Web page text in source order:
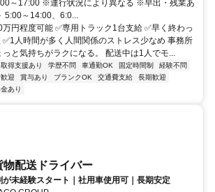
～17:00 ※運行状況により異なる ※早出・残業あ
5:00～14:00、6:0...
円程度可能 ✅専用トラック1台支給 ✅早く終わっ
人時間が多く人間関係のストレス少なめ 事務所
っと気持ちがラクになる。 配送中は1人でモ...
得支援あり 学歴不問 車通勤OK 固定時間制
経験不問
迎 賞与あり ブランクOK 交通費支給
長期歓迎
あり
物配送ドライバー
未経験スタート｜社用車使用可｜長期安定